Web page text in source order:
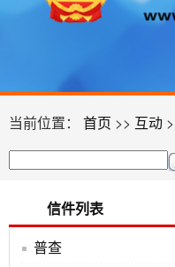
当前位置： 首页 >> 互动
信件列表
普查